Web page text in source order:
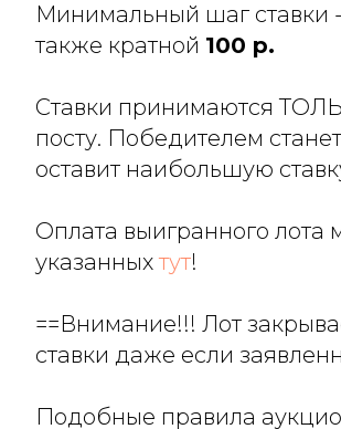
Минимальный шаг ставки -
также кратной 100 р.
Ставки принимаются
посту. Победителем
оставит наибольшую
Оплата выигранного
указанныхтут!
==Внимание!!! Лот
ставки даже если
Подобные правила